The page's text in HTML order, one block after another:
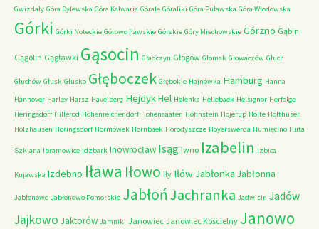
Gwizdały Góra Dylewska Góra Kalwaria Górale Góraliki Góra Puławska Góra Włodowska
Górki Górki Noteckie Górowo Iławskie Górskie Góry Miechowskie Górzno Gąbin
Gągolin Gągławki Gąsocin Gładczyn Głogów Głomsk Głowaczów Głuch
Głuchów Głusk Głusko Głęboczek Głębokie Hajnówka Hamburg Hanna
Hannover Harlev Harsz Havelberg HejdykHel Helenka Hellebaek Helsignor Herfolge
Heringsdorf Hillerod Hohenreichendorf Hohensaaten Hohnstein Hojerup Holte Holthusen
Holzhausen Horingsdorf Hormówek Hornbaek Horodyszcze Hoyerswerda Humięcino Huta
Szklana Ibramowice Idzbark Inowrocław Isąg Iwno Izabelin Izbica
Kujawska Izdebno Iława Iłowo Iły Iłów Jabłonka Jabłonna
Jabłonowo Jabłonowo Pomorskie JabłońJachranka Jadwisin Jadów
Jajkowo Jaktorów Jamniki Janowiec Janowiec Kościelny Janowo